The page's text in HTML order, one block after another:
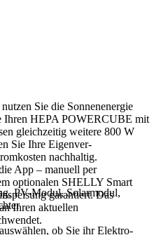
PV-Modul, Solarmodul,
ob Sie ihr Elektro-
Sie die Sonnenenergie
Ihren HEPA POWERCUBE mit
gleichzeitig weitere 800 W
Sie Ihre Eigenver-
nachhaltig.
App – manuell per
optionalen SHELLY Smart
garantiert. Das
Ihren aktuellen